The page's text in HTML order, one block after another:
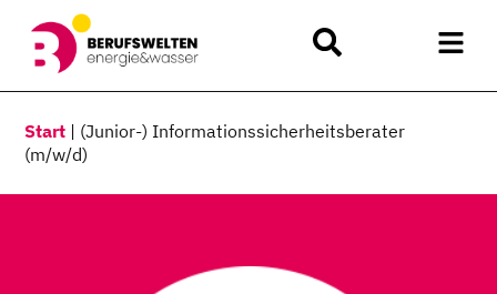
Start | (Junior-) Informationssicherheitsberater
(m/w/d)